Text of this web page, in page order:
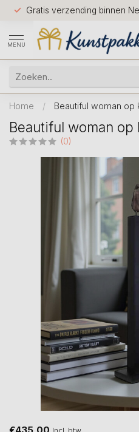
Gratis verzending binnen
MENU
Home / Beautiful woman op
Beautiful woman
(0)
€435,00 Incl. btw